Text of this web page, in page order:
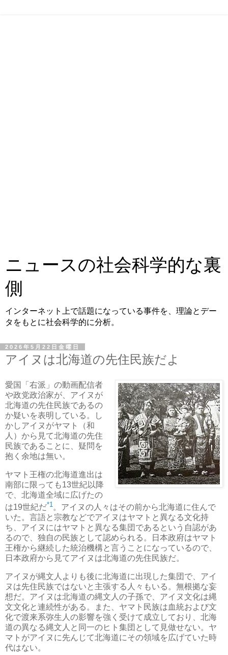
ニュースの社会科学的な裏
側
インターネット上で話題になっている事件を、理論とデー
タをもとに社会科学的に分析。
2026年5月22日金曜日
アイヌは北海道の先住民族だよ
愛国「右派」の動画配信者
や政党政治家が、アイヌが
北海道の先住民族であるの
か疑いを表明している。し
かしアイヌがヤマト（和
人）から見て北海道の先住
民族であることに、疑問を
抱く余地は無い。
ヤマト王権の北海道進出は
南部に限っても13世紀以降
で、北海道全域に広げたの
は19世紀だ*1 。アイヌの人々はその前から北海道に住んで
いた。言語と宗教などでアイヌはヤマトと異なる文化持
ち、アイヌにはヤマトと異なる集団であるという自認があ
るので、独自の民族として認められる。日本政府はヤマト
王権から継続した統治機構と言うことになっているので、
日本政府から見てアイヌは北海道の先住民族だ。
アイヌが縄文人よりも後に北海道に出現した集団で、アイ
ヌは先住民族ではないと主張する人々もいる。無根拠な妄
想だ。アイヌは北海道の縄文人の子孫で、アイヌ文化は縄
文文化と連続性がある。また、ヤマト民族は血統および文
化で渡来系弥生人の影響を強く受けて成立しており、北海
道の異なる縄文人と同一のヒト集団として見做せない。ヤ
マトがアイヌに先んじて北海道にその領域を広げていた時
代はない。